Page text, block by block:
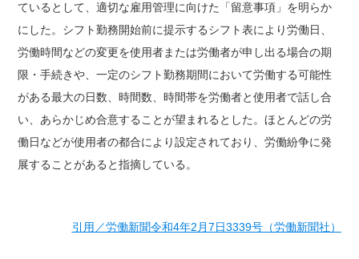
ているとして、適切な雇用管理に向けた「留意事項」を明らか
にした。シフト勤務開始前に提示するシフト表により労働日、
労働時間などの変更を使用者または労働者が申し出る場合の期
限・手続きや、一定のシフト勤務期間において労働する可能性
がある最大の日数、時間数、時間帯を労働者と使用者で話し合
い、あらかじめ合意することが望まれるとした。ほとんどの労
働日などが使用者の都合により設定されており、労働紛争に発
展することがあると指摘している。
引用／労働新聞令和4年2月7日3339号（労働新聞社）